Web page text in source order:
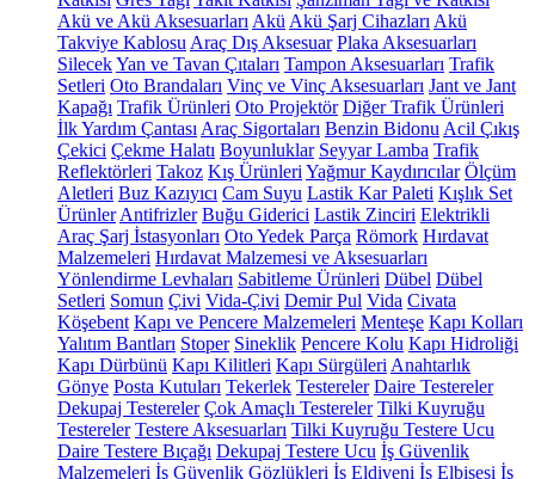
Akü ve Akü Aksesuarları Akü Akü Şarj Cihazları Akü
Takviye Kablosu Araç Dış Aksesuar Plaka Aksesuarları
SilecekYan ve Tavan Çıtaları Tampon Aksesuarları Trafik
Setleri Oto Brandaları Vinç ve Vinç Aksesuarları Jant ve Jant
Kapağı Trafik Ürünleri Oto Projektör Diğer Trafik Ürünleri
İlk Yardım Çantası Araç Sigortaları Benzin Bidonu Acil Çıkış
Çekici Çekme Halatı Boyunluklar Seyyar Lamba Trafik
Reflektörleri Takoz Kış Ürünleri Yağmur Kaydırıcılar Ölçüm
Aletleri Buz Kazıyıcı Cam Suyu Lastik Kar Paleti Kışlık Set
Ürünler Antifrizler Buğu Giderici Lastik Zinciri Elektrikli
Araç Şarj İstasyonları Oto Yedek Parça Römork Hırdavat
Malzemeleri Hırdavat Malzemesi ve Aksesuarları
Yönlendirme Levhaları Sabitleme Ürünleri Dübel Dübel
Setleri Somun Çivi Vida-Çivi Demir Pul Vida Civata
Köşebent Kapı ve Pencere Malzemeleri Menteşe Kapı Kolları
Yalıtım Bantları Stoper Sineklik Pencere Kolu Kapı Hidroliği
Kapı Dürbünü Kapı Kilitleri Kapı Sürgüleri Anahtarlık
Gönye Posta Kutuları Tekerlek Testereler Daire Testereler
Dekupaj Testereler Çok Amaçlı Testereler Tilki Kuyruğu
Testereler Testere Aksesuarları Tilki Kuyruğu Testere Ucu
Daire Testere Bıçağı Dekupaj Testere Ucu İş Güvenlik
Malzemeleri İş Güvenlik Gözlükleri İş Eldiveni İş Elbisesi İş